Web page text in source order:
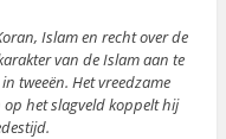
Islam en recht over de
van de Islam aan te
tweeën. Het vreedzame
het slagveld koppelt hij